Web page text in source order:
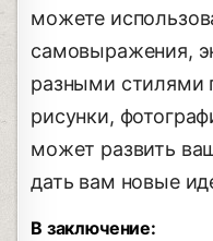
можете
самовыражения,
разными стилями
рисунки,
может развить
дать вам новые
В заключение: